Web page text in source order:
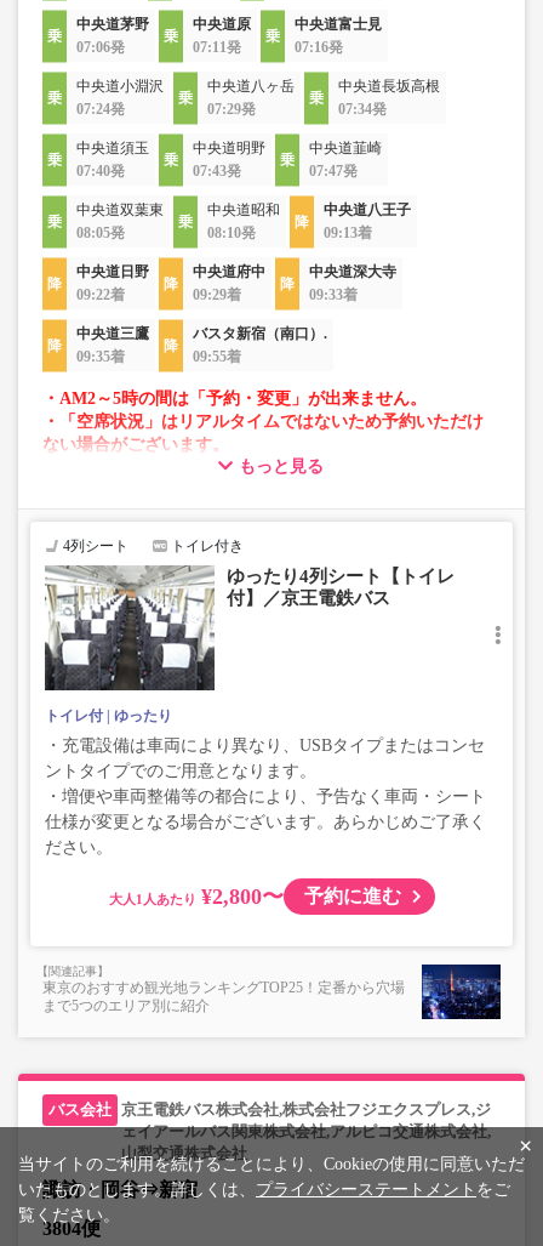
中央道茅野
07:06発
中央道原
07:11発
中央道富士見
07:16発
中央道小淵沢
07:24発
中央道八ヶ岳
07:29発
中央道長坂高根
07:34発
中央道須玉
07:40発
中央道明野
07:43発
中央道韮崎
07:47発
中央道双葉東
08:05発
中央道昭和
08:10発
中央道八王子
09:13着
中央道日野
09:22着
中央道府中
09:29着
中央道深大寺
09:33着
中央道三鷹
09:35着
バスタ新宿（南口）.
09:55着
・AM2～5時の間は「予約・変更」が出来ません。
・「空席状況」はリアルタイムではないため予約いただけ
ない場合がございます。
・車両は予告なく変更となる場合がございます。これに伴
で、あらかじめご了承ください。
もっと見る
4列シート トイレ付き
ゆったり4列シート【トイレ
付】／京王電鉄バス
トイレ付 ゆったり
・充電設備は車両により異なり、USBタイプまたはコンセ
ントタイプでのご用意となります。
・増便や車両整備等の都合により、予告なく車両・シート
仕様が変更となる場合がございます。あらかじめご了承く
ださい。
大人 ¥2,800〜 予約に進む
東京のおすすめ観光地ランキングTOP25！定番から穴場
まで5つのエリア別に紹介
京王電鉄バス株式会社,株式会社フジエクスプレス,ジ
ェイアールバス関東株式会社,アルピコ交通株式会社,
山梨交通株式会社
諏訪・岡谷⇒新宿
3804便
×
当サイトのご利用を続けることにより、Cookieの使用に同意いただ
いたものとします。詳しくは、 プライバシーステートメント をご
覧ください。